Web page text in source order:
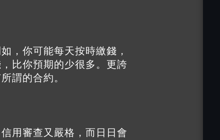
，你可能每天按時繳錢，
比你預期的少很多。更誇
謂的合約。
用審查又嚴格，而日日會